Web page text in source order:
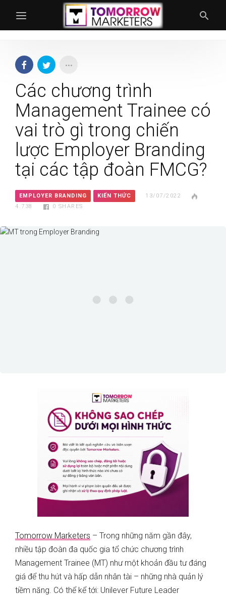
Các chương trình
Management Trainee có
vai trò gì trong chiến
lược Employer Branding
tại các tập đoàn FMCG?
EMPLOYER BRANDING KIẾN THỨC
13/07/2022
4.738
0 SHARES
Tomorrow Marketers – Trong những năm gần đây,
nhiều tập đoàn đa quốc gia tổ chức chương trình
Management Trainee (MT) như một khoản đầu tư đáng
giá để thu hút và hấp dẫn nhân tài – những nhà quản lý
tiềm năng. Có thể kể tới: Unilever Future Leader